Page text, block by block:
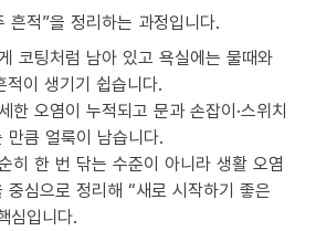
흔적”을 정리하는 과정입니다.
코팅처럼 남아 있고 욕실에는 물때와
이 생기기 쉽습니다.
한 오염이 누적되고 문과 손잡이·스위치
큼 얼룩이 남습니다.
히 한 번 닦는 수준이 아니라 생활 오염
심으로 정리해 “새로 시작하기 좋은
심입니다.